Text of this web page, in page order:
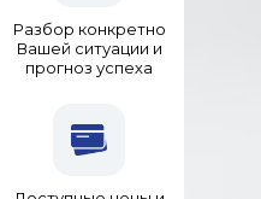
Разбор конкретно
Вашей ситуации и
прогноз успеха